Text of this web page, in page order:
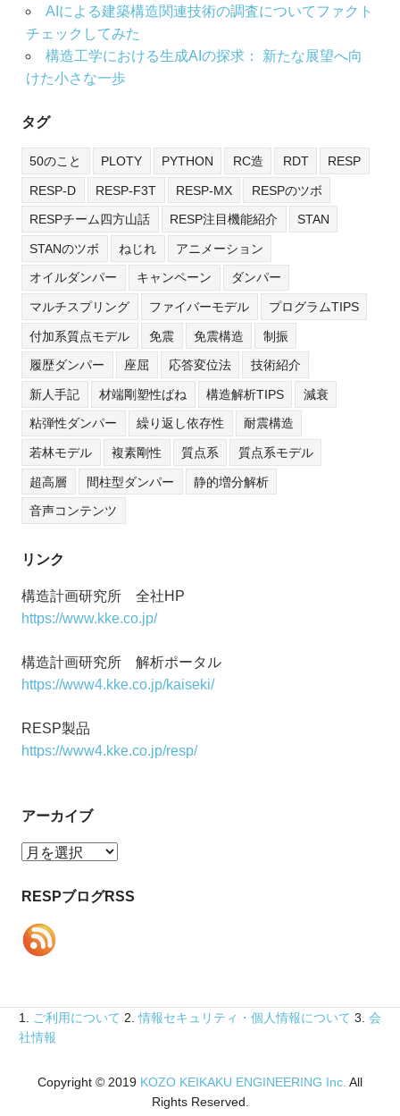
AIによる建築構造関連技術の調査についてファクト
チェックしてみた
構造工学における生成AIの探求： 新たな展望へ向
けた小さな一歩
タグ
50のこと PLOTY PYTHON RC造 RDT RESP
RESP-D RESP-F3T RESP-MX RESPのツボ
RESPチーム四方山話 RESP注目機能紹介 STAN
STANのツボ ねじれ アニメーション
オイルダンパー キャンペーン ダンパー
マルチスプリング ファイバーモデル プログラムTIPS
付加系質点モデル 免震 免震構造 制振
履歴ダンパー 座屈 応答変位法 技術紹介
新人手記 材端剛塑性ばね 構造解析TIPS 減衰
粘弾性ダンパー 繰り返し依存性 耐震構造
若林モデル 複素剛性 質点系 質点系モデル
超高層 間柱型ダンパー 静的増分解析
音声コンテンツ
リンク
構造計画研究所 全社HP
https://www.kke.co.jp/
構造計画研究所 解析ポータル
https://www4.kke.co.jp/kaiseki/
RESP製品
https://www4.kke.co.jp/resp/
アーカイブ
ア
カ
ブ
RESPブログRSS
1. ご利用について 2.情報セキュリティ・個人情報について 3. 会
社情報
Copyright © 2019 KOZO KEIKAKU ENGINEERING Inc. All
Rights Reserved.